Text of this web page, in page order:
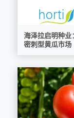
海泽拉启明种
密刺型黄瓜市场